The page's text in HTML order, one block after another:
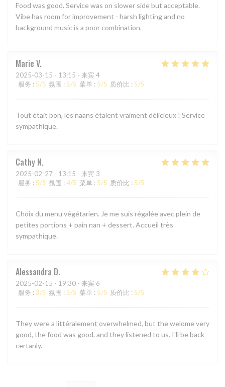
Food was good. Service was on slower side but acceptable.
Vibe has room for improvement - harsh lighting and no
background music is a poor combination.
Marie V
2025-03-15 - 13:15 - 来宾 4
服务 : 5/5 氛围 : 5/5 菜单 : 5/5 质价比 : 5/5
Tout était bon, les naans étaient vraiment délicieux ! Service
sympathique.
Cathy N
2025-02-27 - 13:15 - 来宾 3
服务 : 5/5 氛围 : 4/5 菜单 : 5/5 质价比 : 5/5
Choix du menu végétarien. Je me suis régalée avec plein de
petites portions + pain nan + dessert. Accueil très
sympathique.
Alessandra D
2025-02-15 - 19:30 - 来宾 6
服务 : 3/5 氛围 : 5/5 菜单 : 5/5 质价比 : 5/5
They were a littéralement overwhelmed, but the welome very
good, the food was good, and they listened to us. I'll be back
certanly.